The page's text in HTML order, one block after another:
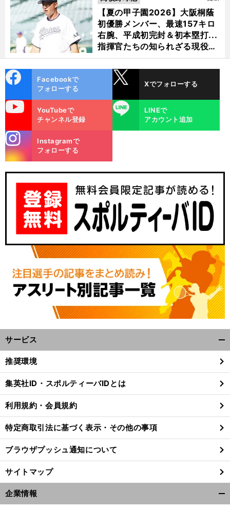
前
【夏の甲子園2026】大阪桐蔭
初優勝メンバー、最速157キロ
右腕、平成初完封＆初本塁打...
指揮官たちの知られざる現役時
代
ok
Facebookで
フォローする
Xでフォローする
YouTubeで
チャンネル登録
LINE
LINEで
アカウント追加
m
Instagramで
フォローする
サービス
閉
る
推奨環境
集英社ID・スポルティーバIDとは
利用規約・会員規約
特定商取引法に基づく表示・その他の事項
ブラウザプッシュ通知について
サイトマップ
企業情報